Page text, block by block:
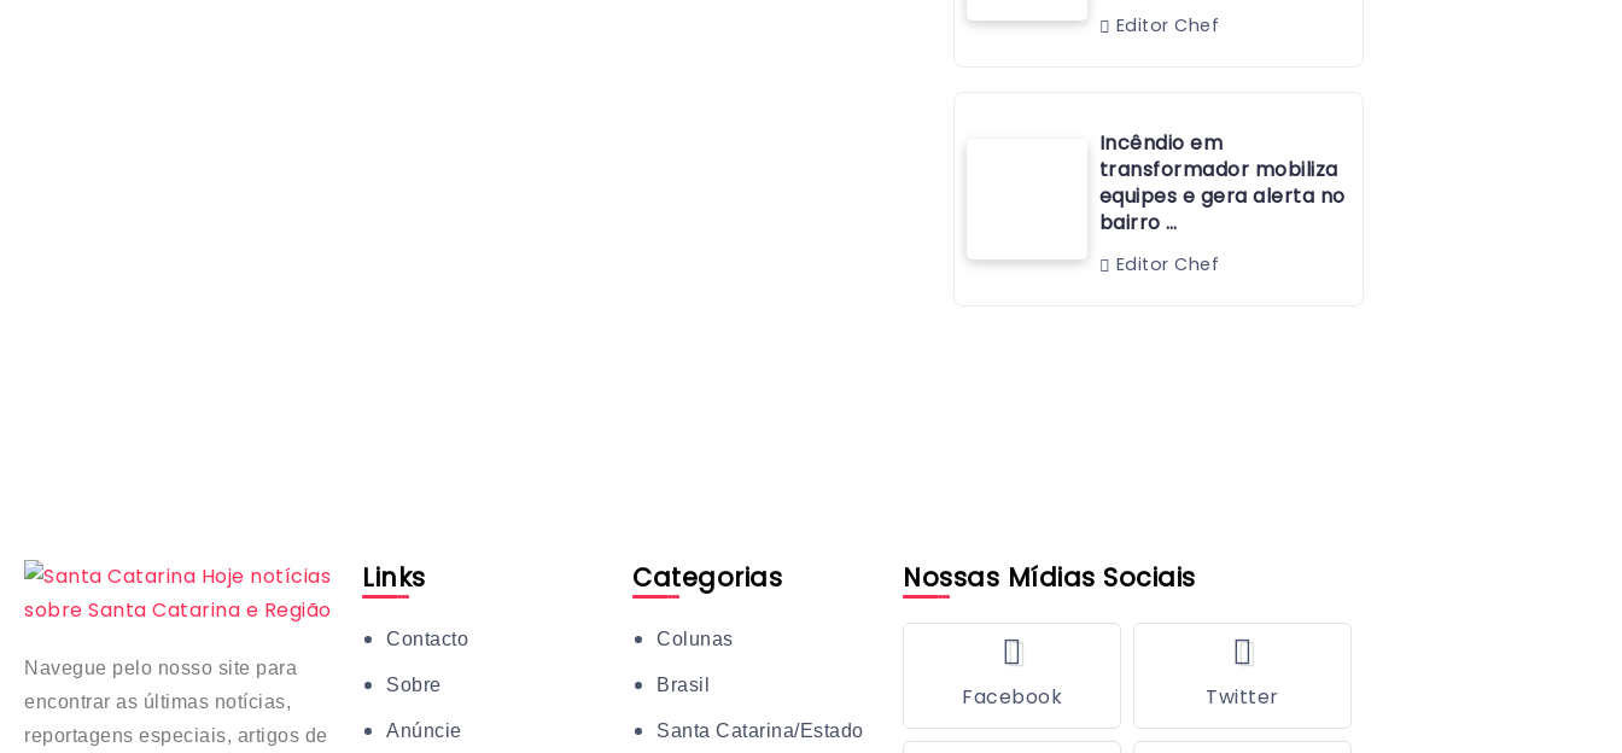
Editor Chef
Incêndio em
transformador mobiliza
equipes e gera alerta no
bairro …
Editor Chef
Navegue pelo nosso site para
encontrar as últimas notícias,
reportagens especiais, artigos de
Links
Contacto
Sobre
Anúncie
Categorias
Colunas
Brasil
Santa Catarina/Estado
Nossas Mídias Sociais
Facebook Twitter